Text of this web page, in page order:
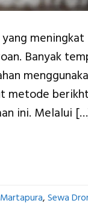
meningkat
Banyak
metode
ini. Melalui
, Sewa